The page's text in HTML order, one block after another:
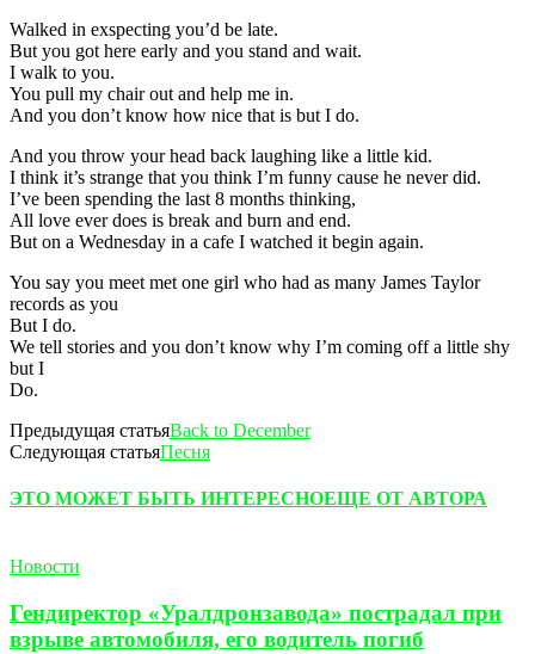
Walked in exspecting you’d be late.
But you got here early and you stand and wait.
I walk to you.
You pull my chair out and help me in.
And you don’t know how nice that is but I do.
And you throw your head back laughing like a little kid.
I think it’s strange that you think I’m funny cause he never did.
I’ve been spending the last 8 months thinking,
All love ever does is break and burn and end.
But on a Wednesday in a cafe I watched it begin again.
You say you meet met one girl who had as many James Taylor
records as you
But I do.
We tell stories and you don’t know why I’m coming off a little shy
but I
Do.
Предыдущая статьяBack to December
Следующая статьяПесня
ЭТО МОЖЕТ БЫТЬ ИНТЕРЕСНОЕЩЕ ОТ АВТОРА
Новости
Гендиректор «Уралдронзавода» пострадал при
взрыве автомобиля, его водитель погиб